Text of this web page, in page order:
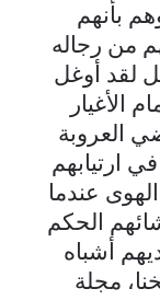
بأنهم
من رجاله
لقد أوغل
العروبة
ارتيابهم
عندما
الحكم
أشباه
مجلة